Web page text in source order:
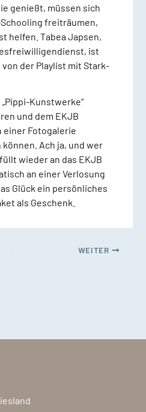
genießt, müssen sich
freiträumen,
helfen. Tabea Japsen,
ist
der Playlist mit Stark-
Kunstwerke“
und dem EKJB
einer Fotogalerie
Ach ja, und wer
wieder an das EKJB
an einer Verlosung
Glück ein persönliches
als Geschenk.
WEITER